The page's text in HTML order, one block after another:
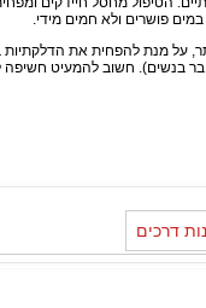
פושרים ולא חמים מידי.
על מנת להפחית את
בנשים). חשוב להמעיט
דרכים